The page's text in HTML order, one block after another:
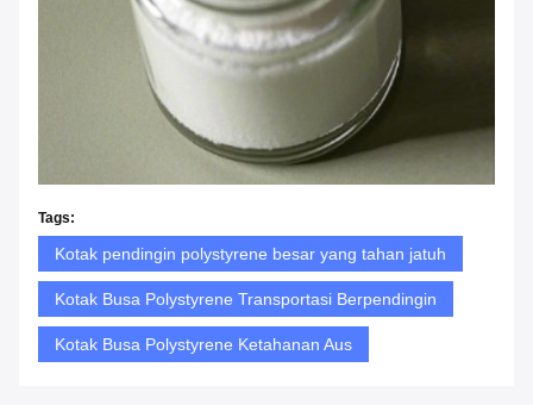
Tags:
Kotak pendingin polystyrene besar yang tahan jatuh
Kotak Busa Polystyrene Transportasi Berpendingin
Kotak Busa Polystyrene Ketahanan Aus